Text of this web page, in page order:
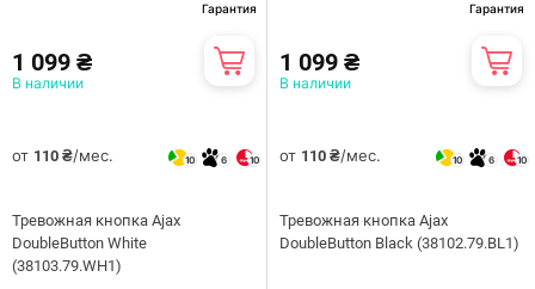
Гарантия
1 099 ₴
В наличии
от 110 ₴/мес. 10 6 10
Тревожная кнопка Ajax
DoubleButton White
(38103.79.WH1)
Гарантия
1 099 ₴
В наличии
от 110 ₴/мес. 10 6 10
Тревожная кнопка Ajax
DoubleButton Black (38102.79.BL1)